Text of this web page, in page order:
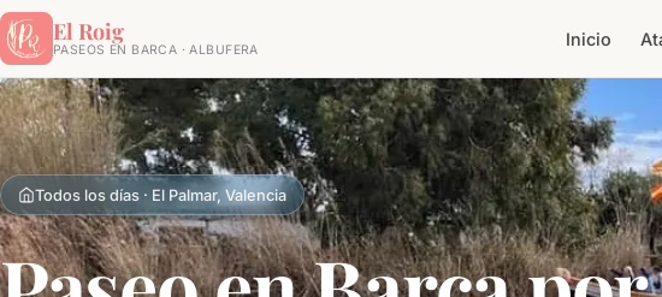
El Roig
PASEOS EN BARCA · ALBUFERA Inicio
Todos los días · El Palmar, Valencia